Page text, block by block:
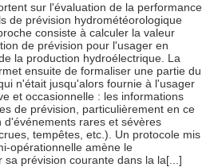
sur l'évaluation de la performance
de prévision hydrométéorologique
consiste à calculer la valeur
de prévision pour l'usager en
la production hydroélectrique. La
ensuite de formaliser une partie du
n'était jusqu'alors fournie à l'usager
et occasionnelle : les informations
de prévision, particulièrement en ce
d'événements rares et sévères
tempêtes, etc.). Un protocole mis
opérationnelle amène le
sa prévision courante dans la la[...]